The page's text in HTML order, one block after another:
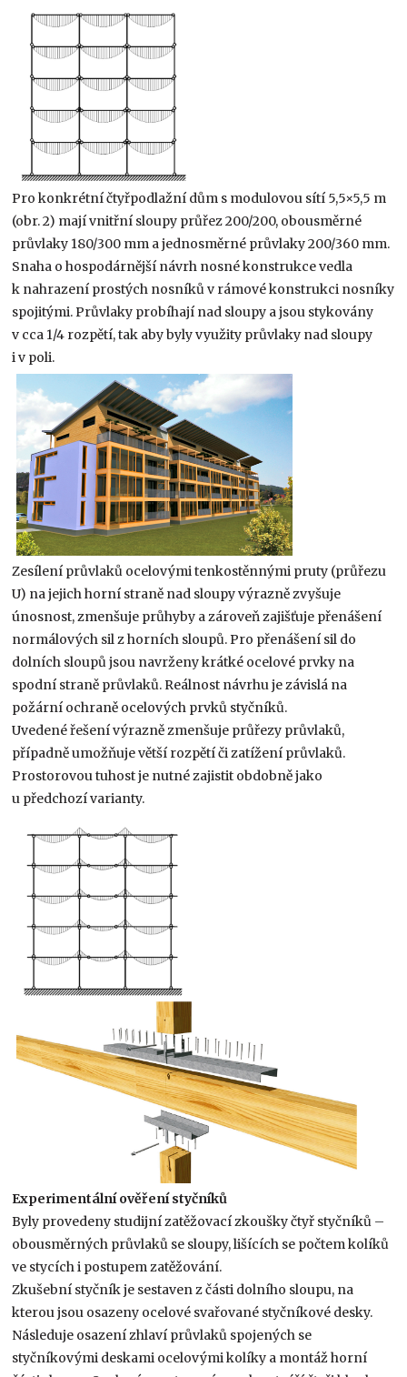
Pro konkrétní čtyřpodlažní dům s modulovou sítí 5,5×5,5 m
(obr. 2) mají vnitřní sloupy průřez 200/200, obousměrné
průvlaky 180/300 mm a jednosměrné průvlaky 200/360 mm.
Snaha o hospodárnější návrh nosné konstrukce vedla
k nahrazení prostých nosníků v rámové konstrukci nosníky
spojitými. Průvlaky probíhají nad sloupy a jsou stykovány
v cca 1/4 rozpětí, tak aby byly využity průvlaky nad sloupy
i v poli.
Zesílení průvlaků ocelovými tenkostěnnými pruty (průřezu
U) na jejich horní straně nad sloupy výrazně zvyšuje
únosnost, zmenšuje průhyby a zároveň zajišťuje přenášení
normálových sil z horních sloupů. Pro přenášení sil do
dolních sloupů jsou navrženy krátké ocelové prvky na
spodní straně průvlaků. Reálnost návrhu je závislá na
požární ochraně ocelových prvků styčníků.
Uvedené řešení výrazně zmenšuje průřezy průvlaků,
případně umožňuje větší rozpětí či zatížení průvlaků.
Prostorovou tuhost je nutné zajistit obdobně jako
u předchozí varianty.
Experimentální ověření styčníků
Byly provedeny studijní zatěžovací zkoušky čtyř styčníků –
obousměrných průvlaků se sloupy, lišících se počtem kolíků
ve stycích i postupem zatěžování.
Zkušební styčník je sestaven z části dolního sloupu, na
kterou jsou osazeny ocelové svařované styčníkové desky.
Následuje osazení zhlaví průvlaků spojených se
styčníkovými deskami ocelovými kolíky a montáž horní